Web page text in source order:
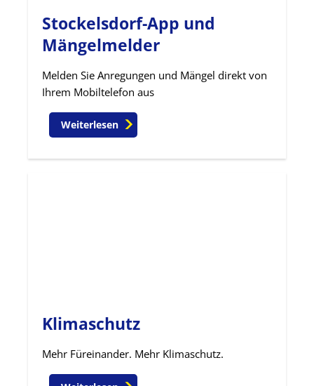
Stockelsdorf-App und
Mängelmelder
Melden Sie Anregungen und Mängel direkt von
Ihrem Mobiltelefon aus
Weiterlesen
Klimaschutz
Mehr Füreinander. Mehr Klimaschutz.